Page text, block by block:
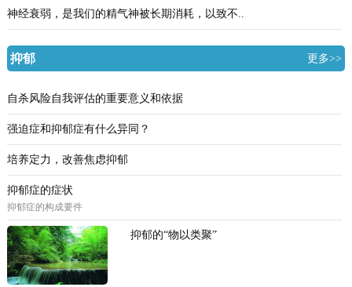
神经衰弱，是我们的精气神被长期消耗，以致不..
抑郁 更多>>
自杀风险自我评估的重要意义和依据
强迫症和抑郁症有什么异同？
培养定力，改善焦虑抑郁
抑郁症的症状
抑郁症的构成要件
抑郁的“物以类聚”